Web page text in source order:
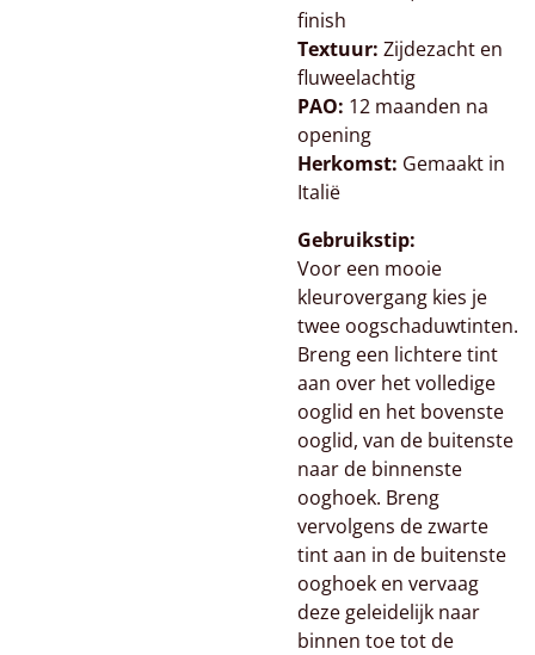
finish
Textuur: Zijdezacht en
fluweelachtig
PAO: 12 maanden na
opening
Herkomst: Gemaakt in
Italië
Gebruikstip:
Voor een mooie
kleurovergang kies je
twee oogschaduwtinten.
Breng een lichtere tint
aan over het volledige
ooglid en het bovenste
ooglid, van de buitenste
naar de binnenste
ooghoek. Breng
vervolgens de zwarte
tint aan in de buitenste
ooghoek en vervaag
deze geleidelijk naar
binnen toe tot de